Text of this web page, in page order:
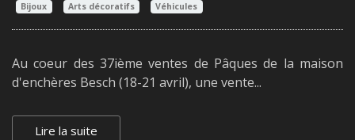
Bijoux
Arts décoratifs Véhicules
Au coeur des 37ième ventes de Pâques de la maison
d'enchères Besch (18-21 avril), une vente...
Lire la suite